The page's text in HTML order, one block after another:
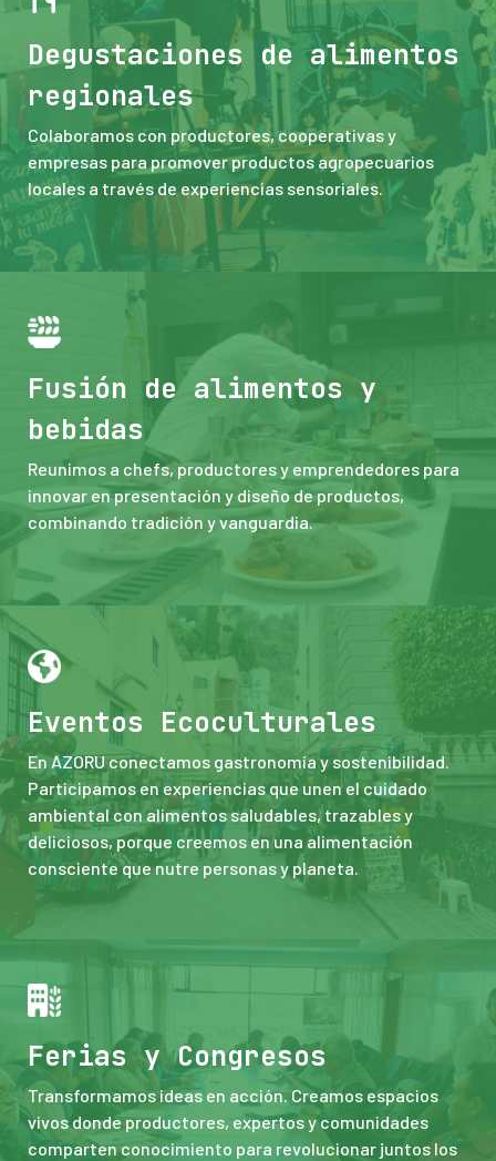
Degustaciones de alimentos
regionales
Colaboramos con productores, cooperativas y
empresas para promover productos agropecuarios
locales a través de experiencias sensoriales.
Fusión de alimentos y
bebidas
Reunimos a chefs, productores y emprendedores para
innovar en presentación y diseño de productos,
combinando tradición y vanguardia.
Eventos Ecoculturales
En AZORU conectamos gastronomía y sostenibilidad.
Participamos en experiencias que unen el cuidado
ambiental con alimentos saludables, trazables y
deliciosos, porque creemos en una alimentación
consciente que nutre personas y planeta.
Ferias y Congresos
Transformamos ideas en acción. Creamos espacios
vivos donde productores, expertos y comunidades
comparten conocimiento para revolucionar juntos los